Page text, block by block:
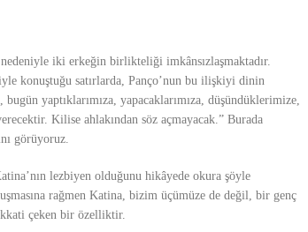
iki erkeğin birlikteliği imkânsızlaşmaktadır.
konuştuğu satırlarda, Panço’nun bu ilişkiyi dinin
yaptıklarımıza, yapacaklarımıza, düşündüklerimize,
Kilise ahlakından söz açmayacak.” Burada
görüyoruz.
lezbiyen olduğunu hikâyede okura şöyle
rağmen Katina, bizim üçümüze de değil, bir genç
çeken bir özelliktir.